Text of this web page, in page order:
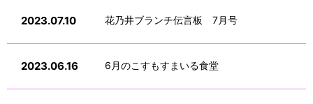
2023.07.10 花乃井ブランチ伝言板 7月号
2023.06.16 6月のこすもすまいる食堂